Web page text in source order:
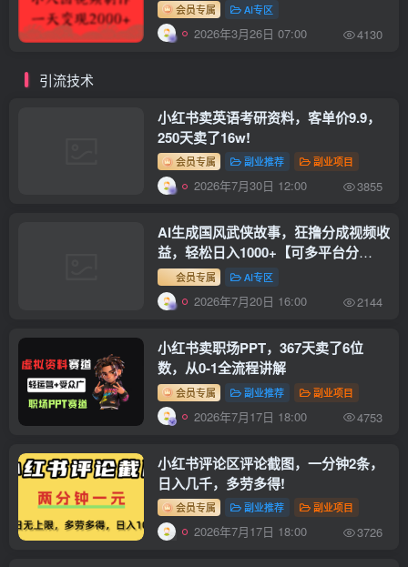
会员专属 AI专区
2026年3月26日 07:00 4130
引流技术
小红书卖英语考研资料，客单价9.9，
250天卖了16w!
会员专属 副业推荐 副业项目
2026年7月30日 12:00 3855
AI生成国风武侠故事，狂撸分成视频收
益，轻松日入1000+【可多平台分
发】！
会员专属 AI专区
2026年7月20日 16:00 2144
小红书卖职场PPT，367天卖了6位
数，从0-1全流程讲解
会员专属 副业推荐 副业项目
2026年7月17日 18:00 4753
小红书评论区评论截图，一分钟2条，
日入几千，多劳多得!
会员专属 副业推荐 副业项目
2026年7月17日 18:00 3726